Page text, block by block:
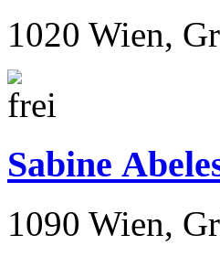
1020 Wien,
Sabine
1090 Wien,